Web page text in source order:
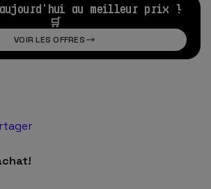
au meilleur prix !
🛒
VOIR LES OFFRES